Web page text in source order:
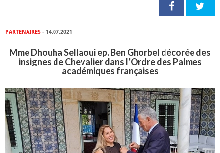
PARTENAIRES - 14.07.2021
Mme Dhouha Sellaoui ep. Ben Ghorbel décorée des
insignes de Chevalier dans l’Ordre des Palmes
académiques françaises